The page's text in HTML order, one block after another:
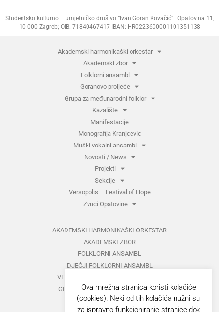
Studentsko kulturno – umjetničko društvo “Ivan Goran Kovačić” ; Opatovina 11,
10 000 Zagreb; OIB: 71840467417 IBAN: HR0223600001101351138
Akademski harmonikaški orkestar
Akademski zbor
Folklorni ansambl
Goranovo proljeće
Grupa za međunarodni folklor
Kazalište
Manifestacije
Monografija Kranjcevic
Muški vokalni ansambl
Novosti / News
Projekti
Sekcije
Versopolis – Festival of Hope
Zvuci Opatovine
AKADEMSKI HARMONIKAŠKI ORKESTAR
AKADEMSKI ZBOR
FOLKLORNI ANSAMBL
DJEČJI FOLKLORNI ANSAMBL
VETERANI FOLKLORNOG ANSAMBLA
GRUPA ZA MEĐUNARODNI FOLKLOR
KAZALIŠTE
Ova mrežna stranica koristi kolačiće
(cookies). Neki od tih kolačića nužni su
za ispravno funkcioniranje stranice,dok